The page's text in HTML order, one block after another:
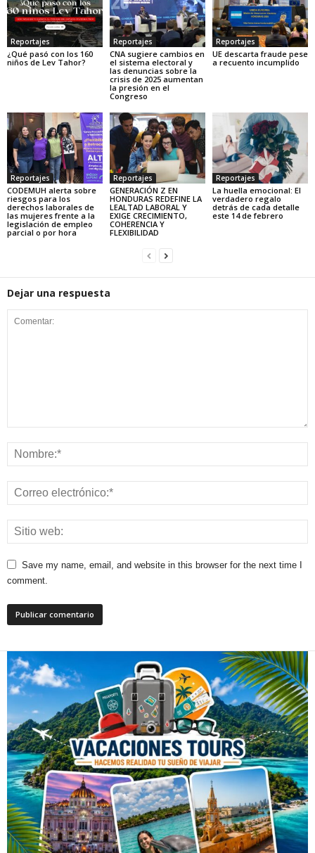
Reportajes
¿Qué pasó con los 160
niños de Lev Tahor?
Reportajes
CNA sugiere cambios en
el sistema electoral y
las denuncias sobre la
crisis de 2025 aumentan
la presión en el
Congreso
Reportajes
UE descarta fraude pese
a recuento incumplido
Reportajes
CODEMUH alerta sobre
riesgos para los
derechos laborales de
las mujeres frente a la
legislación de empleo
parcial o por hora
Reportajes
GENERACIÓN Z EN
HONDURAS REDEFINE LA
LEALTAD LABORAL Y
EXIGE CRECIMIENTO,
COHERENCIA Y
FLEXIBILIDAD
Reportajes
La huella emocional: El
verdadero regalo
detrás de cada detalle
este 14 de febrero
Dejar una respuesta
Save my name, email, and website in this browser for the next time I
comment.